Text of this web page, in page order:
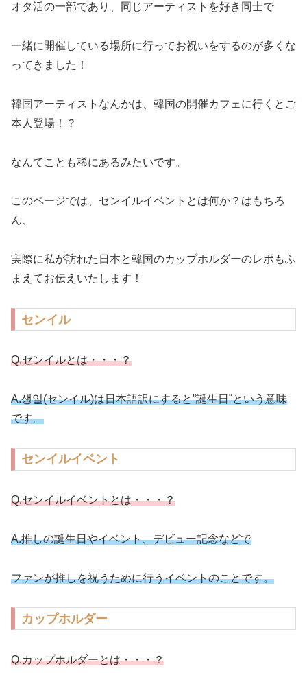
オタ活の一部であり、同じアーティストを好き同士で
一緒に開催している場所に行ってお祝いをするのが多くな
ってきました！
韓国アーティストなんかは、韓国の開催カフェに行くとご
本人登場！？
なんてことも稀にあるみたいです。
このページでは、センイルイベントとは何か？はもちろ
ん、
実際に私が訪れた日本と韓国のカップホルダーのレポもふ
まえてお伝えいたします！
センイル
Q.センイルとは・・・？
A.생일(センイル)は日本語訳にすると”誕生日”という意味
です。
センイルイベント
Q.センイルイベントとは・・・？
A.推しの誕生日やイベント、デビュー記念などで
ファンが推しを祝うために行うイベントのことです。
カップホルダー
Q.カップホルダーとは・・・？